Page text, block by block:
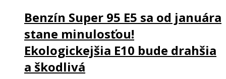
Benzín Super 95 E5 sa od januára
stane minulosťou!
Ekologickejšia E10 bude drahšia
a škodlivá